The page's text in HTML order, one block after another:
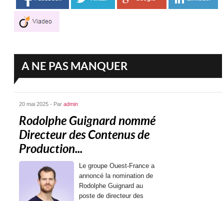
A NE PAS MANQUER
20 mai 2025 - Paradmin
Rodolphe Guignard nommé
Directeur des Contenus de
Production...
Le groupe Ouest-France a
annoncé la nomination de
Rodolphe Guignard au
poste de directeur des